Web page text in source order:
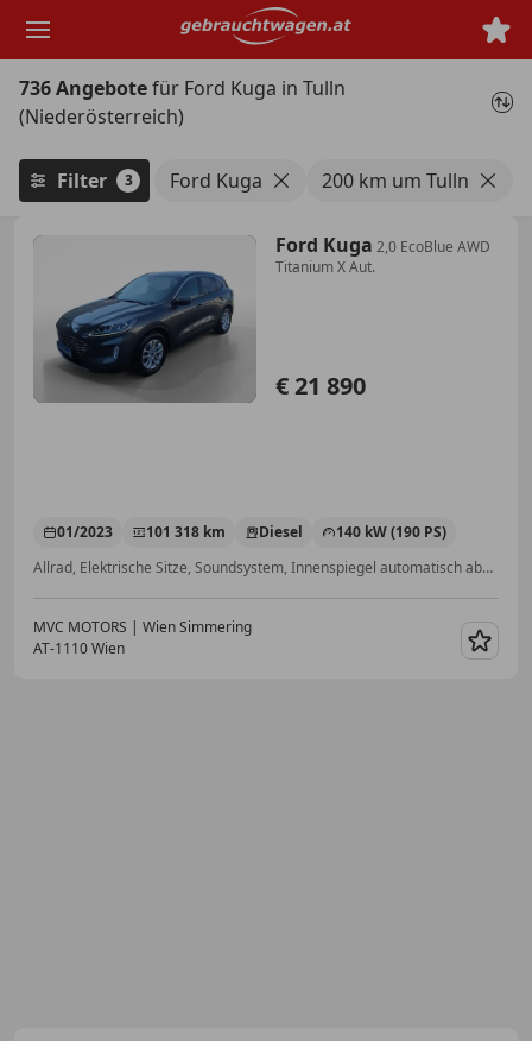
Hauptinhalt
736 Angebotefür Ford Kuga in Tulln
(Niederösterreich)
Filter 3 Ford Kuga 200 km um Tulln
Ford Kuga 2,0 EcoBlue AWD
Titanium X Aut.
€ 21 890
01/2023 101 318 km Diesel
140 kW (190 PS)
Allrad, Elektrische Sitze, Soundsystem, Innenspiegel automatisch abblendend, Servolenkung, Einparkhilfe Sensoren vorne, Regensensor, Einparkhilfe Rückfahrkamera
MVC MOTORS | Wien Simmering
AT-1110 Wien